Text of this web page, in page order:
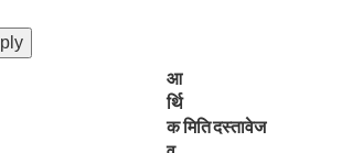
आ
र्थि
कमितिदस्तावेज